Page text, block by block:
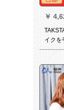
￥
イクを
の遠距